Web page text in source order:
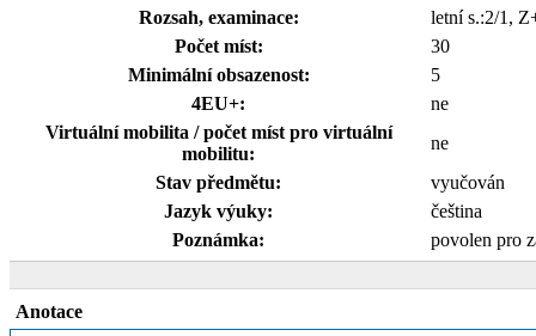
Rozsah, examinace:
letní s.:2/1,
Počet míst:
30
Minimální obsazenost:
5
4EU+:
ne
Virtuální mobilita / počet míst pro virtuální
mobilitu:
ne
Stav předmětu:
vyučován
Jazyk výuky:
čeština
Poznámka:
povolen pro
Anotace